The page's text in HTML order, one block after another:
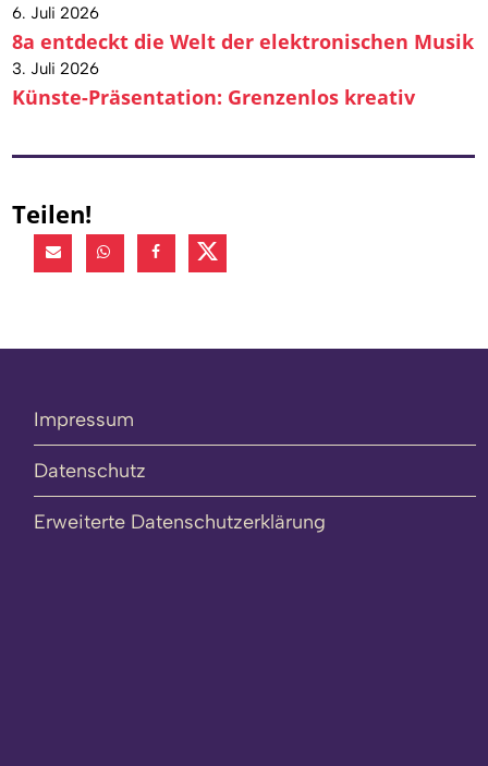
6. Juli 2026
8a entdeckt die Welt der elektronischen Musik
3. Juli 2026
Künste-Präsentation: Grenzenlos kreativ
Teilen!
Impressum
Datenschutz
Erweiterte Datenschutzerklärung